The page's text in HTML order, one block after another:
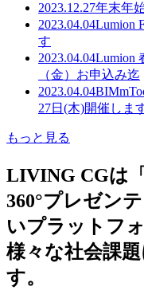
2023.12.27年末年
2023.04.04Lumion
す
2023.04.04Lumion
（金）お申込み迄
2023.04.04
27日(木)開催しま
もっと見る
LIVING CGは
360°プレゼン
いプラットフ
様々な社会課
す。